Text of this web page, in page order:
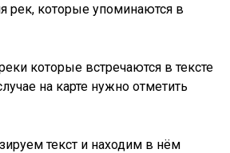
рек, которые упоминаются в
которые встречаются в тексте
на карте нужно отметить
текст и находим в нём